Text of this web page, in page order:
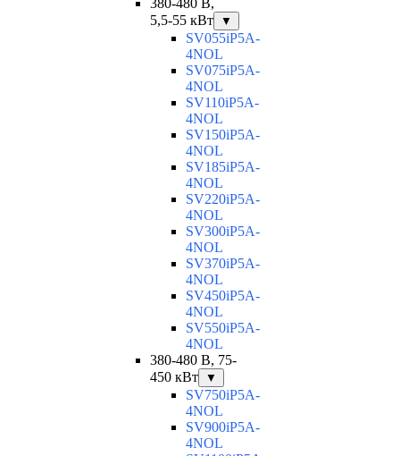
380-480 В,
5,5-55 кВт
▼
SV055iP5A-
4NOL
SV075iP5A-
4NOL
SV110iP5A-
4NOL
SV150iP5A-
4NOL
SV185iP5A-
4NOL
SV220iP5A-
4NOL
SV300iP5A-
4NOL
SV370iP5A-
4NOL
SV450iP5A-
4NOL
SV550iP5A-
4NOL
380-480 В, 75-
450 кВт
▼
SV750iP5A-
4NOL
SV900iP5A-
4NOL